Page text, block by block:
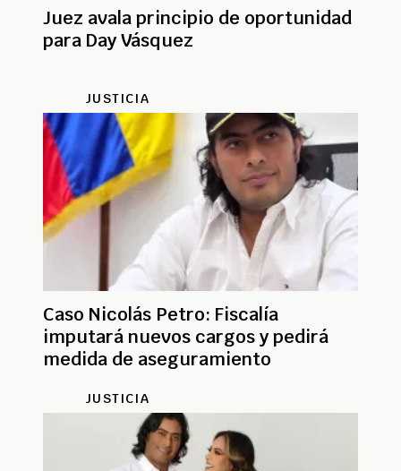
Juez avala principio de oportunidad
para Day Vásquez
JUSTICIA
Caso Nicolás Petro: Fiscalía
imputará nuevos cargos y pedirá
medida de aseguramiento
JUSTICIA